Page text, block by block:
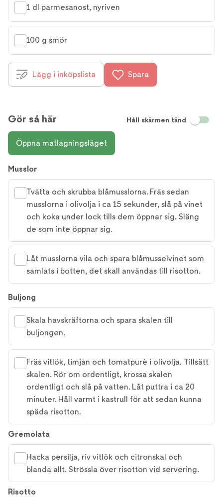
1 dl parmesanost, nyriven
100 g smör
Lägg i inköpslista Spara
Gör så här Håll skärmen tänd
Öppna matlagningsläget
Musslor
Tvätta och skrubba blåmusslorna. Fräs sedan
musslorna i olivolja i ca 15 sekunder, slå på vinet
och koka under lock tills dem öppnar sig. Släng
de som inte öppnar sig.
Låt musslorna vila och spara blåmusselvinet som
samlats i botten, det skall användas till risotton.
Buljong
Skala havskräftorna och spara skalen till
buljongen.
Fräs vitlök, timjan och tomatpuré i olivolja. Tillsätt
skalen. Rör om ordentligt, krossa skalen
ordentligt och slå på vatten. Låt puttra i ca 20
minuter. Håll varmt i kastrull för att sedan kunna
späda risotton.
Gremolata
Hacka persilja, riv vitlök och citronskal och
blanda allt. Strössla över risotton vid servering.
Risotto